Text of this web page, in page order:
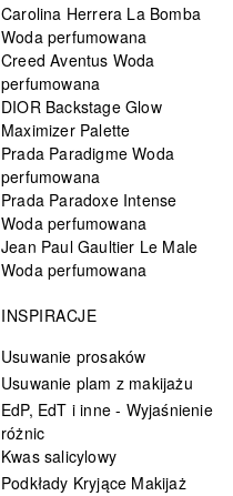
Carolina Herrera La Bomba
Woda perfumowana
Creed Aventus Woda
perfumowana
DIOR Backstage Glow
Maximizer Palette
Prada Paradigme Woda
perfumowana
Prada Paradoxe Intense
Woda perfumowana
Jean Paul Gaultier Le Male
Woda perfumowana
INSPIRACJE
Usuwanie prosaków
Usuwanie plam z makijażu
EdP, EdT i inne - Wyjaśnienie
różnic
Kwas salicylowy
Podkłady Kryjące Makijaż